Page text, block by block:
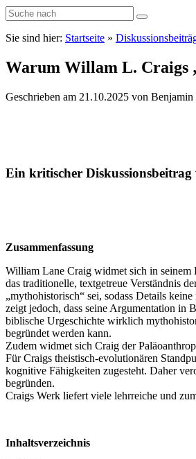
Sie sind hier: Startseite »
Warum Willam L. Craigs
Geschrieben am 21.10.2025 von
Ein kritischer
Zusammenfassung
William Lane Craig widmet sich in seinem
das traditionelle, textgetreue Verständnis
„mythohistorisch“ sei, sodass Details
zeigt jedoch, dass seine Argumentation in
biblische Urgeschichte wirklich
begründet werden kann.
Zudem widmet sich Craig der
Für Craigs theistisch-evolutionären
kognitive Fähigkeiten zugesteht. Daher
begründen.
Craigs Werk liefert viele lehrreiche und
Inhaltsverzeichnis